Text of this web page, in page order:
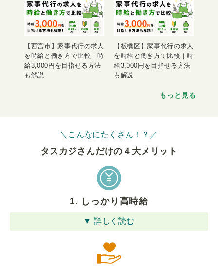
【西宮市】家事代行の求人
を時給と働き方で比較｜時
給3,000円を目指せる方法
も解説
【板橋区】家事代行の求人
を時給と働き方で比較｜時
給3,000円を目指せる方法
も解説
もっと見る
＼こんなにたくさん！？／
タスカジさんだけの４⼤メリット
1. しっかり高時給
▼ 詳しく読む